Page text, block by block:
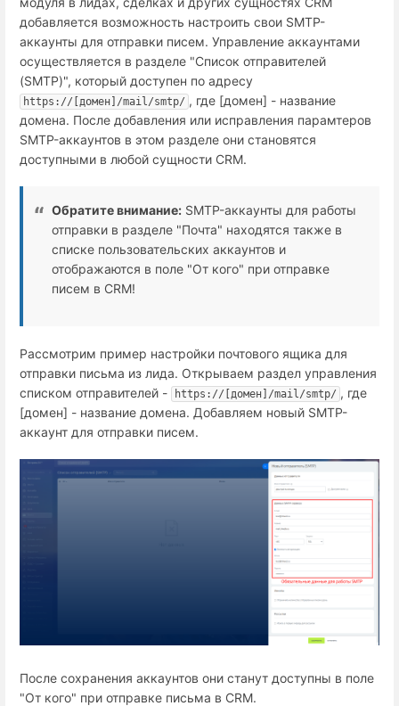
добавляется возможность настроить свои SMTP-
аккаунты для отправки писем. Управление аккаунтами
осуществляется в разделе "Список отправителей
(SMTP)", который доступен по адресу
https://[домен]/mail/smtp/ , где [домен] - название
домена. После добавления или исправления парамтеров
SMTP-аккаунтов в этом разделе они становятся
доступными в любой сущности CRM.
Обратите внимание: SMTP-аккаунты для работы
отправки в разделе "Почта" находятся также в
списке пользовательских аккаунтов и
отображаются в поле "От кого" при отправке
писем в CRM!
Рассмотрим пример настройки почтового ящика для
отправки письма из лида. Открываем раздел управления
списком отправителей -
https://[домен]/mail/smtp/ , где
[домен] - название домена. Добавляем новый SMTP-
аккаунт для отправки писем.
После сохранения аккаунтов они станут доступны в поле
"От кого" при отправке письма в CRM.